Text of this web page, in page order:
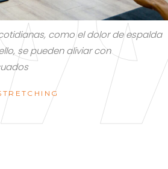
como el dolor de espalda
se pueden aliviar con